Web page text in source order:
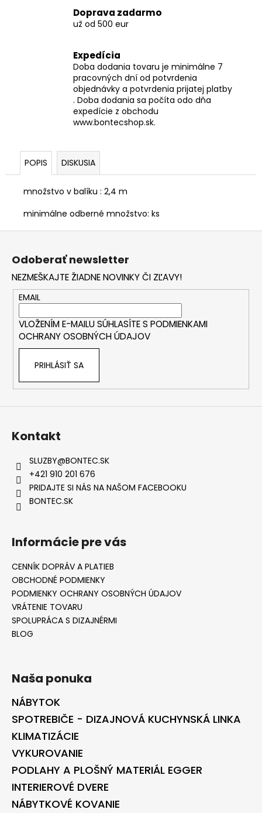
Doprava zadarmo
už od 500 eur
Expedícia
Doba dodania tovaru je minimálne 7
pracovných dní od potvrdenia
objednávky a potvrdenia prijatej platby
. Doba dodania sa počíta odo dňa
expedície z obchodu
www.bontecshop.sk.
POPIS DISKUSIA
množstvo v balíku : 2,4 m
minimálne odberné množstvo: ks
Z
Odoberať newsletter
NEZMEŠKAJTE ŽIADNE NOVINKY ČI ZĽAVY!
EMAIL
VLOŽENÍM E-MAILU SÚHLASÍTE S PODMIENKAMI
OCHRANY OSOBNÝCH ÚDAJOV
PRIHLÁSIŤ SA
Kontakt
SLUZBY@BONTEC.SK
+421 910 201 676
PRIDAJTE SI NÁS NA NAŠOM FACEBOOKU
BONTEC.SK
Informácie pre vás
CENNÍK DOPRÁV A PLATIEB
OBCHODNÉ PODMIENKY
PODMIENKY OCHRANY OSOBNÝCH ÚDAJOV
VRÁTENIE TOVARU
SPOLUPRÁCA S DIZAJNÉRMI
BLOG
Naša ponuka
NÁBYTOK
SPOTREBIČE - DIZAJNOVÁ KUCHYNSKÁ LINKA
KLIMATIZÁCIE
VYKUROVANIE
PODLAHY A PLOŠNÝ MATERIÁL EGGER
INTERIEROVÉ DVERE
NÁBYTKOVÉ KOVANIE